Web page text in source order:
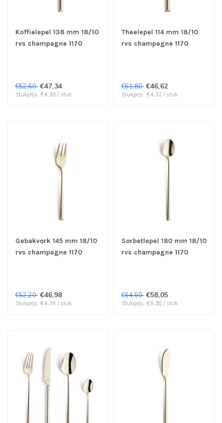
Koffielepel 138 mm 18/10
rvs champagne 1170
€52,60 €47,34
Stukprijs: €4,38 / stuk
Theelepel 114 mm 18/10
rvs champagne 1170
€51,80 €46,62
Stukprijs: €4,32 / stuk
Gebakvork 145 mm 18/10
rvs champagne 1170
€52,20 €46,98
Stukprijs: €4,35 / stuk
Sorbetlepel 180 mm 18/10
rvs champagne 1170
€64,50 €58,05
Stukprijs: €5,38 / stuk